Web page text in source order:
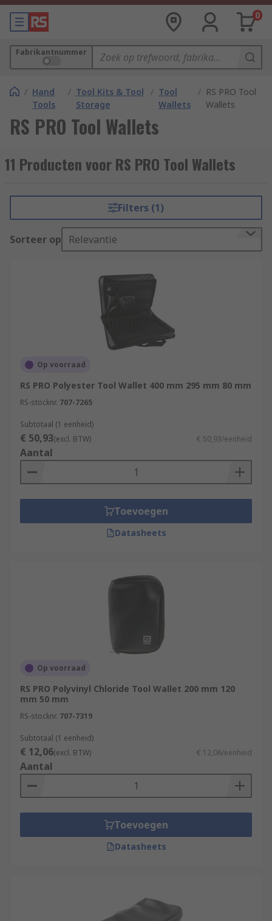
0
Fabrikantnummer
/ Hand
Tools
/ Tool Kits & Tool
Storage
/ Tool
Wallets
/ RS PRO Tool
Wallets
RS PRO Tool Wallets
11 Producten voor RS PRO Tool Wallets
Filters (1)
Sorteer op Relevantie
Op voorraad
RS PRO Polyester Tool Wallet 400 mm 295 mm 80 mm
RS-stocknr. 707-7265
Subtotaal (1 eenheid)
€ 50,93(excl. BTW) € 50,93/eenheid
Aantal
Toevoegen
Datasheets
Op voorraad
RS PRO Polyvinyl Chloride Tool Wallet 200 mm 120
mm 50 mm
RS-stocknr. 707-7319
Subtotaal (1 eenheid)
€ 12,06(excl. BTW) € 12,06/eenheid
Aantal
Toevoegen
Datasheets